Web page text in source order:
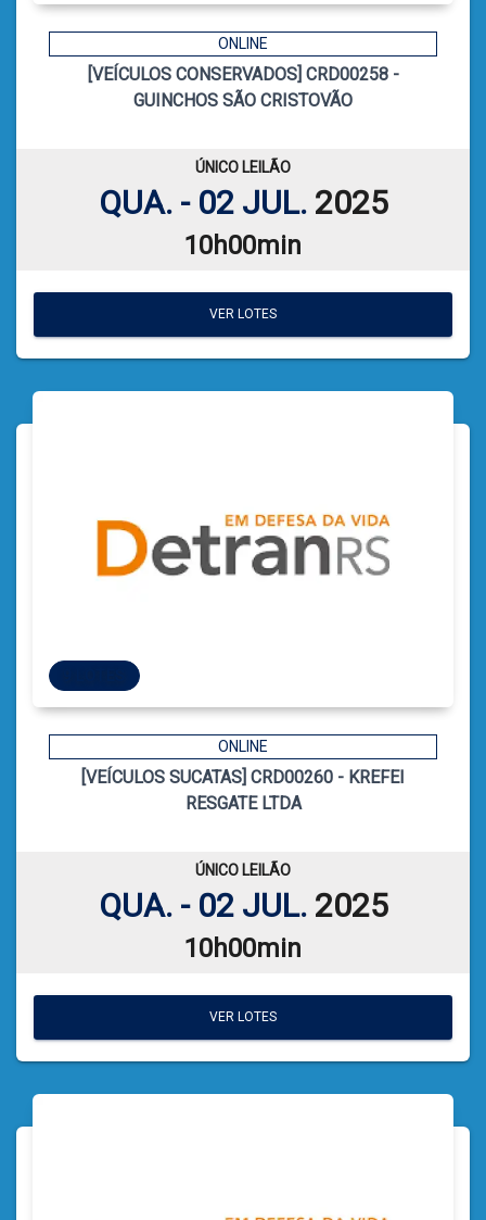
ONLINE
[VEÍCULOS CONSERVADOS] CRD00258 -
GUINCHOS SÃO CRISTOVÃO
ÚNICO LEILÃO
QUA. - 02 JUL.2025
10h00min
VER LOTES
CÓDIGO
9
VER PLANILHA DE LEILÃO
VER LOTES
ONLINE
[VEÍCULOS SUCATAS] CRD00260 - KREFEI
RESGATE LTDA
ÚNICO LEILÃO
QUA. - 02 JUL.2025
10h00min
VER LOTES
CÓDIGO
10
VER PLANILHA DE LEILÃO
VER LOTES